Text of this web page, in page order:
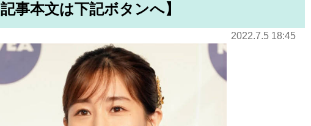
事本文は下記ボタンへ】
2022.7.5 18:45